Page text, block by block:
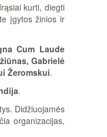
kurti, diegti
įgytos žinios ir
Cum Laude
Gabrielė
Žeromskui.
.
Didžiuojamės
organizacijas,